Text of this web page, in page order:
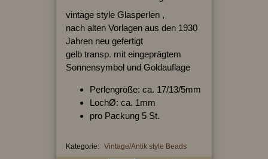
vintage style Glasperlen ,
nach alten Vorlagen aus den 1930
Jahren neu gefertigt
gelb transp. mit eingeprägtem
Sonnensymbol und Goldauflage
Perlengröße: ca. 17/13/5mm
LochØ: ca. 1mm
pro Packung 5 St.
Kategorie: Vintage/Antik style Beads